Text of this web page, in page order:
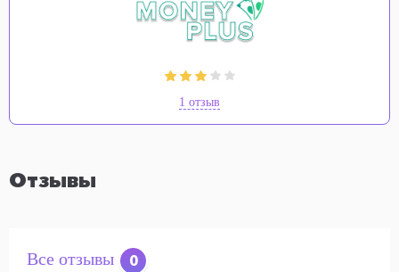
1 отзыв
Отзывы
Все отзывы 0